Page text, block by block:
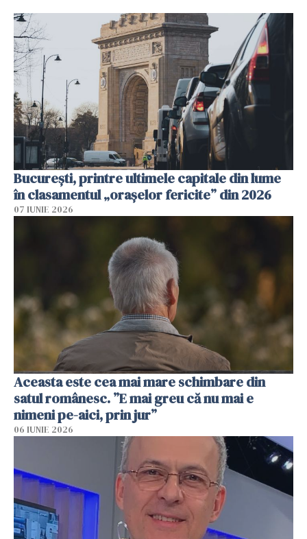
București, printre ultimele capitale din lume
în clasamentul „orașelor fericite” din 2026
07 IUNIE 2026
Aceasta este cea mai mare schimbare din
satul românesc. ”E mai greu că nu mai e
nimeni pe-aici, prin jur”
06 IUNIE 2026